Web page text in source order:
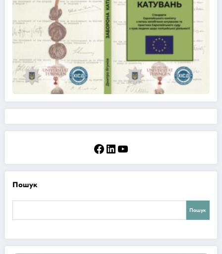
Facebook
LinkedIn
YouTube
Пошук
Пошук